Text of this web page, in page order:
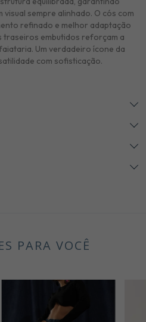
sempre alinhado. O cós com
refinado e melhor adaptação
traseiros embutidos reforçam a
Um verdadeiro ícone da
com sofisticação.
PARA VOCÊ